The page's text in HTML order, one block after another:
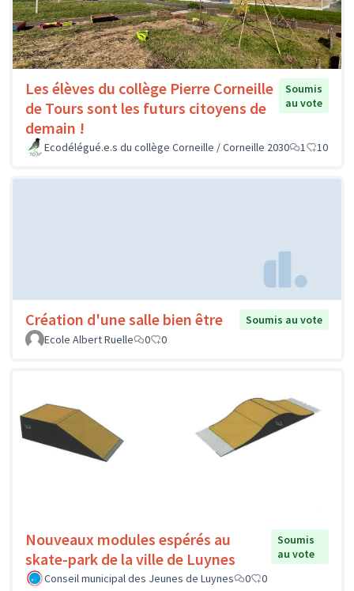
Les élèves du collège Pierre Corneille
de Tours sont les futurs citoyens de
demain !
Soumis
au vote
Ecodélégué.e.s du collège Corneille / Corneille 2030 1 10
Création d'une salle bien être
Soumis au vote
Ecole Albert Ruelle
0 0
Nouveaux modules espérés au
skate-park de la ville de Luynes
Soumis
au vote
Conseil municipal des Jeunes de Luynes
0 0